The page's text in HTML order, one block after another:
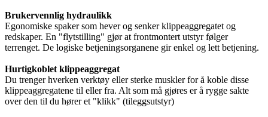
Brukervennlig hydraulikk
Egonomiske spaker som hever og senker klippeaggregatet og
redskaper. En "flytstilling" gjør at frontmontert utstyr følger
terrenget. De logiske betjeningsorganene gir enkel og lett betjening.
Hurtigkoblet klippeaggregat
Du trenger hverken verktøy eller sterke muskler for å koble disse
klippeaggregatene til eller fra. Alt som må gjøres er å rygge sakte
over den til du hører et "klikk" (tileggsutstyr)